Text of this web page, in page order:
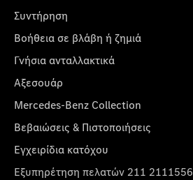
Συντήρηση
Βοήθεια σε βλάβη ή ζημιά
Γνήσια ανταλλακτικά
Αξεσουάρ
Mercedes-Benz Collection
Βεβαιώσεις & Πιστοποιήσεις
Εγχειρίδια κατόχου
Εξυπηρέτηση πελατών 211 2111556